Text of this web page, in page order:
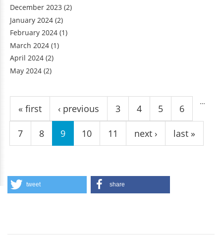
December 2023 (2)
January 2024 (2)
February 2024 (1)
March 2024 (1)
April 2024 (2)
May 2024 (2)
Pages
« first ‹ previous
…
3 4 5 6
7 8 9 10 11 next › last »
tweet share